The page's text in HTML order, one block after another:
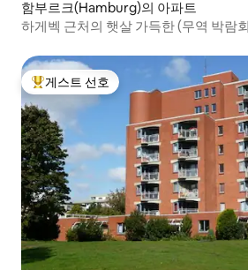
함부르크(Hamburg)의 아파트
하게벡 근처의 햇살 가득한 (무역 박람
상위 게스트 선호
게스트 선호